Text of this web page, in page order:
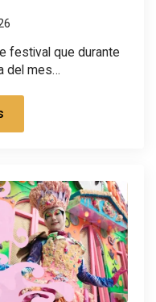
festival que durante
del mes…